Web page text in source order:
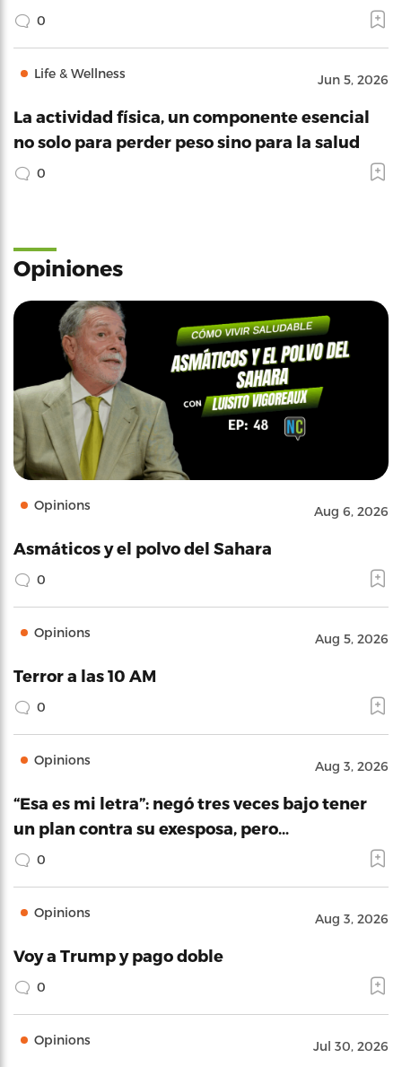
0
Life & Wellness Jun 5, 2026
La actividad física, un componente esencial
no solo para perder peso sino para la salud
0
Opiniones
Opinions Aug 6, 2026
Asmáticos y el polvo del Sahara
0
Opinions Aug 5, 2026
Terror a las 10 AM
0
Opinions Aug 3, 2026
“Esa es mi letra”: negó tres veces bajo tener
un plan contra su exesposa, pero…
0
Opinions Aug 3, 2026
Voy a Trump y pago doble
0
Opinions Jul 30, 2026